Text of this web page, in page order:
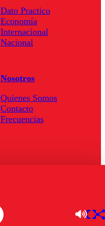
Dato Practico
Economía
Internacional
Nacional
Nosotros
Quienes Somos
Contacto
Frecuencias